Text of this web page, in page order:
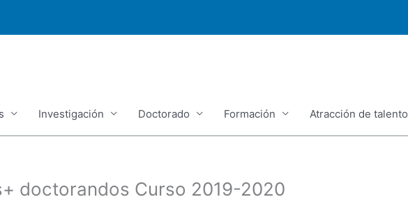
Investigación Doctorado Formación Atracción de talento
doctorandos Curso 2019-2020